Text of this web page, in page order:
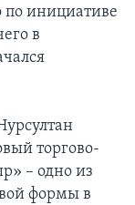
по инициативе
в
торгово-
– одно из
формы в